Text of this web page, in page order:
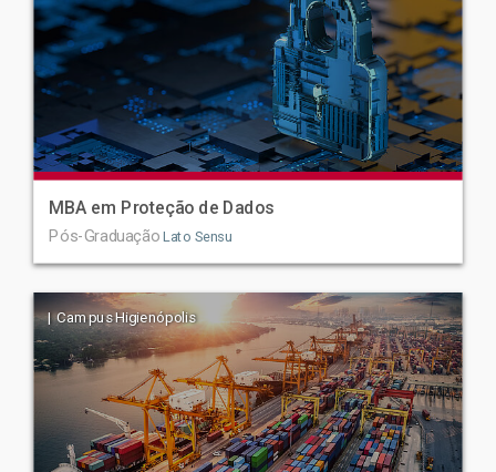
MBA em Proteção de Dados
Pós-Graduação Lato Sensu
| Campus Higienópolis